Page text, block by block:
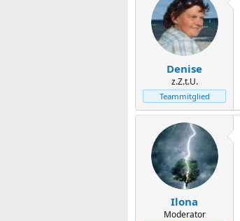
Denise
z.Z.t.U.
Teammitglied
Ilona
Moderator